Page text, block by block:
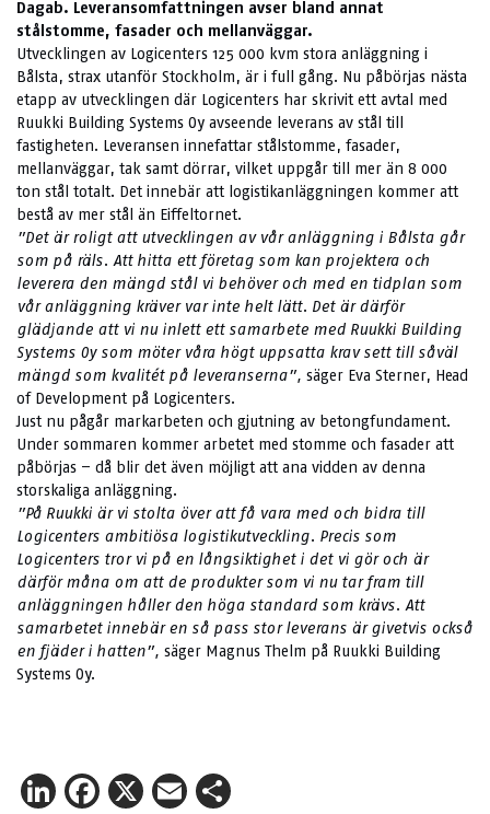
Dagab. Leveransomfattningen avser bland annat
stålstomme, fasader och mellanväggar.
Utvecklingen av Logicenters 125 000 kvm stora anläggning i
Bålsta, strax utanför Stockholm, är i full gång. Nu påbörjas nästa
etapp av utvecklingen där Logicenters har skrivit ett avtal med
Ruukki Building Systems Oy avseende leverans av stål till
fastigheten. Leveransen innefattar stålstomme, fasader,
mellanväggar, tak samt dörrar, vilket uppgår till mer än 8 000
ton stål totalt. Det innebär att logistikanläggningen kommer att
bestå av mer stål än Eiffeltornet.
”Det är roligt att utvecklingen av vår anläggning i Bålsta går
som på räls. Att hitta ett företag som kan projektera och
leverera den mängd stål vi behöver och med en tidplan som
vår anläggning kräver var inte helt lätt. Det är därför
glädjande att vi nu inlett ett samarbete med Ruukki Building
Systems Oy som möter våra högt uppsatta krav sett till såväl
mängd som kvalitét på leveranserna”, säger Eva Sterner, Head
of Development på Logicenters.
Just nu pågår markarbeten och gjutning av betongfundament.
Under sommaren kommer arbetet med stomme och fasader att
påbörjas – då blir det även möjligt att ana vidden av denna
storskaliga anläggning.
”På Ruukki är vi stolta över att få vara med och bidra till
Logicenters ambitiösa logistikutveckling. Precis som
Logicenters tror vi på en långsiktighet i det vi gör och är
därför måna om att de produkter som vi nu tar fram till
anläggningen håller den höga standard som krävs. Att
samarbetet innebär en så pass stor leverans är givetvis också
en fjäder i hatten”, säger Magnus Thelm på Ruukki Building
Systems Oy.
LinkedIn
Facebook
X Email